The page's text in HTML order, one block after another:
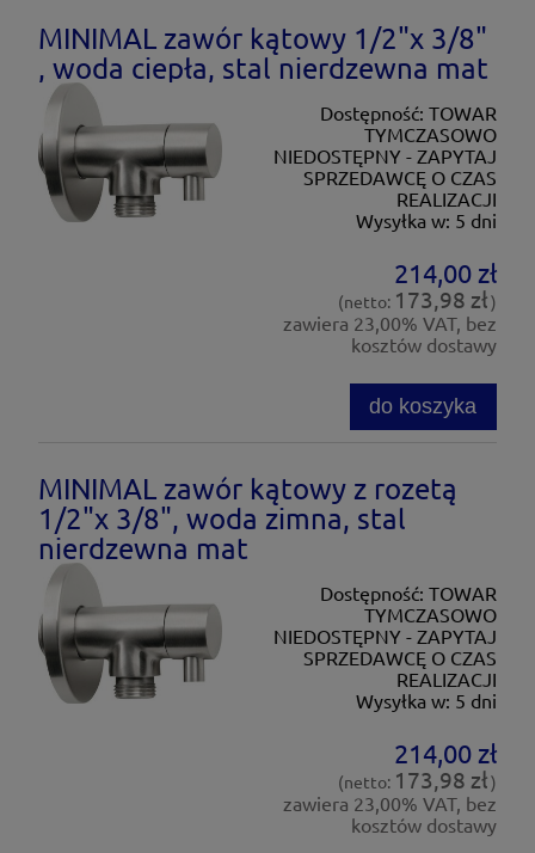
MINIMAL zawór kątowy 1/2"x 3/8"
, woda ciepła, stal nierdzewna mat
Dostępność: TOWAR
TYMCZASOWO
NIEDOSTĘPNY - ZAPYTAJ
SPRZEDAWCĘ O CZAS
REALIZACJI
Wysyłka w: 5 dni
214,00 zł
(netto: 173,98 zł)
zawiera 23,00% VAT, bez
kosztów dostawy
do koszyka
MINIMAL zawór kątowy z rozetą
1/2"x 3/8", woda zimna, stal
nierdzewna mat
Dostępność: TOWAR
TYMCZASOWO
NIEDOSTĘPNY - ZAPYTAJ
SPRZEDAWCĘ O CZAS
REALIZACJI
Wysyłka w: 5 dni
214,00 zł
(netto: 173,98 zł)
zawiera 23,00% VAT, bez
kosztów dostawy